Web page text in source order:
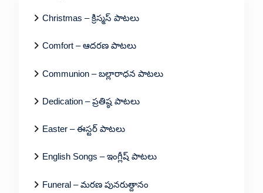
Christmas – క్రిస్మస్ పాటలు
Comfort – ఆదరణ పాటలు
Communion – బల్లారాధన పాటలు
Dedication – ప్రతిష్ఠ పాటలు
Easter – ఈస్టర్ పాటలు
English Songs – ఇంగ్లీష్ పాటలు
Funeral – మరణ పునరుత్దానం